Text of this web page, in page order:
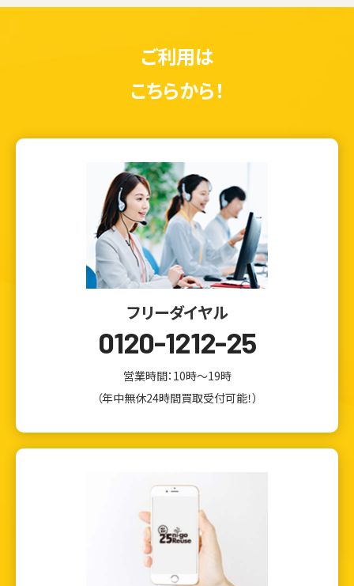
ご利用は
こちらから！
フリーダイヤル
0120-1212-25
営業時間：10時～19時
（年中無休24時間買取受付可能！）